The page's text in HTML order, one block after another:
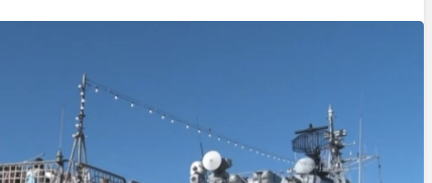
BİR AÇIK
FETÖ Firarisi B.K.
Afyonkarahisar’da
Yakalandı